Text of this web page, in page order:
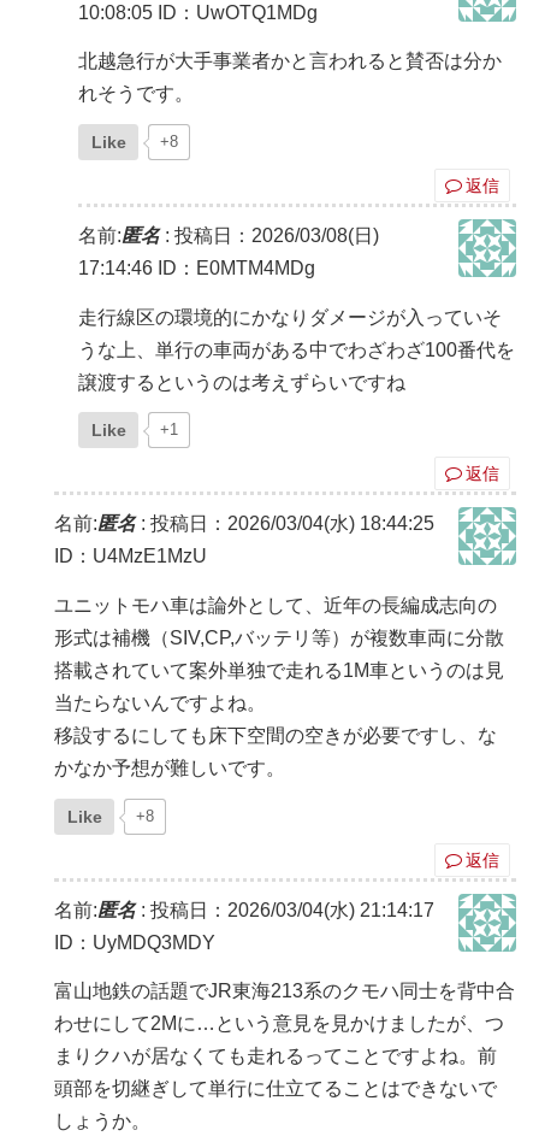
10:08:05 ID：UwOTQ1MDg
北越急行が大手事業者かと言われると賛否は分か
れそうです。
Like +8
返信
名前:匿名: 投稿日：2026/03/08(日)
17:14:46 ID：E0MTM4MDg
走行線区の環境的にかなりダメージが入っていそ
うな上、単行の車両がある中でわざわざ100番代を
譲渡するというのは考えずらいですね
Like +1
返信
名前:匿名: 投稿日：2026/03/04(水) 18:44:25
ID：U4MzE1MzU
ユニットモハ車は論外として、近年の長編成志向の
形式は補機（SIV,CP,バッテリ等）が複数車両に分散
搭載されていて案外単独で走れる1M車というのは見
当たらないんですよね。
移設するにしても床下空間の空きが必要ですし、な
かなか予想が難しいです。
Like +8
返信
名前:匿名: 投稿日：2026/03/04(水) 21:14:17
ID：UyMDQ3MDY
富山地鉄の話題でJR東海213系のクモハ同士を背中合
わせにして2Mに…という意見を見かけましたが、つ
まりクハが居なくても走れるってことですよね。前
頭部を切継ぎして単行に仕立てることはできないで
しょうか。